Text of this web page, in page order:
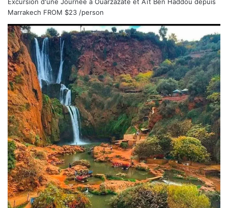
Excursion d'une Journée à Ouarzazate et Aït Ben Haddou depuis
Marrakech FROM $23 /person